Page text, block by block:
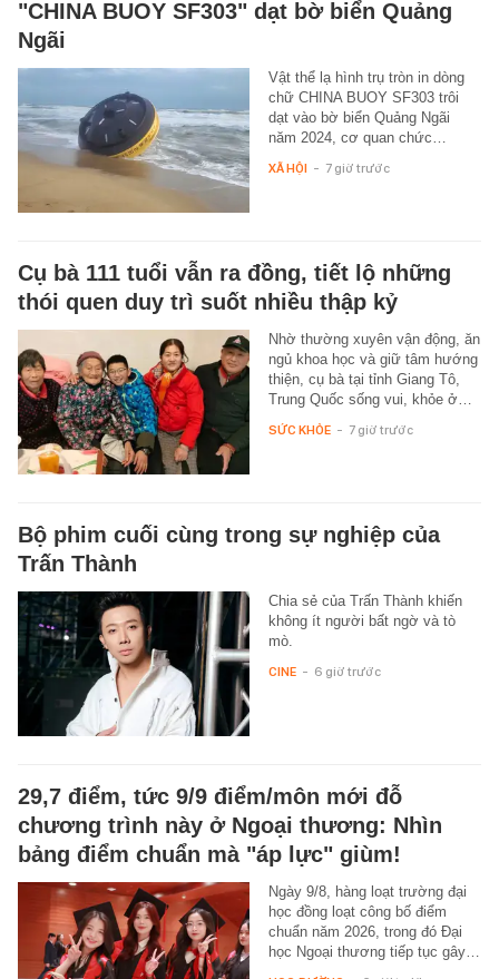
"CHINA BUOY SF303" dạt bờ biển Quảng
Ngãi
Vật thể lạ hình trụ tròn in dòng
chữ CHINA BUOY SF303 trôi
dạt vào bờ biển Quảng Ngãi
năm 2024, cơ quan chức…
XÃ HỘI - 7 giờ trước
Cụ bà 111 tuổi vẫn ra đồng, tiết lộ những
thói quen duy trì suốt nhiều thập kỷ
Nhờ thường xuyên vận động, ăn
ngủ khoa học và giữ tâm hướng
thiện, cụ bà tại tỉnh Giang Tô,
Trung Quốc sống vui, khỏe ở…
SỨC KHỎE - 7 giờ trước
Bộ phim cuối cùng trong sự nghiệp của
Trấn Thành
Chia sẻ của Trấn Thành khiến
không ít người bất ngờ và tò
mò.
CINE - 6 giờ trước
29,7 điểm, tức 9/9 điểm/môn mới đỗ
chương trình này ở Ngoại thương: Nhìn
bảng điểm chuẩn mà "áp lực" giùm!
Ngày 9/8, hàng loạt trường đại
học đồng loạt công bố điểm
chuẩn năm 2026, trong đó Đại
học Ngoại thương tiếp tục gây…